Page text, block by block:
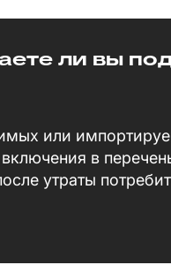
ли вы
или
в
утраты